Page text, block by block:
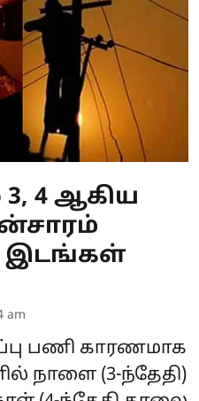
4 ஆகிய
இடங்கள்
am
பணி காரணமாக
நாளை (3-ந்தேதி)